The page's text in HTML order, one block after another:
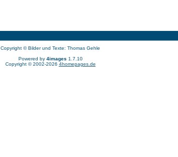
Copyright © Bilder und Texte: Thomas Gehle
Powered by 4images 1.7.10
Copyright © 2002-2026 4homepages.de